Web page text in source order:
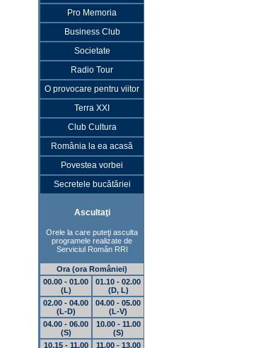
Pro Memoria
Business Club
Societate
Radio Tour
O provocare pentru viitor
Terra XXI
Club Cultura
România la ea acasă
Povestea vorbei
Secretele bucătăriei
Ascultaţi
Orele la care puteţi asculta
programele realizate de
Serviciul Român RRI
Ora (ora României)
00.00 - 01.00
(L)
01.10 - 02.00
(D, L)
02.00 - 04.00
(L-D)
04.00 - 05.00
(L-V)
04.00 - 06.00
(S)
10.00 - 11.00
(S)
10.15 - 11.00
11.00 - 13.00